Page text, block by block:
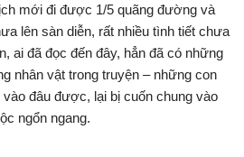
mới đi được 1/5 quãng đường và
lên sàn diễn, rất nhiều tình tiết chưa
ai đã đọc đến đây, hẳn đã có những
nhân vật trong truyện – những con
đâu được, lại bị cuốn chung vào
ngổn ngang.